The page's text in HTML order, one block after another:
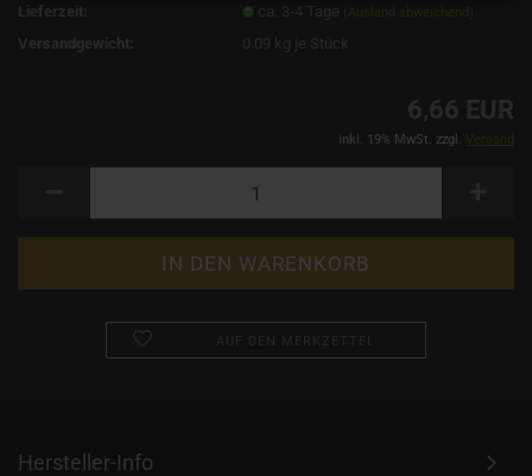
Lieferzeit:
ca. 3-4 Tage (Ausland abweichend)
Versandgewicht: 0.09 kg je Stück
6,66 EUR
inkl. 19% MwSt. zzgl. Versand
Hersteller-Info